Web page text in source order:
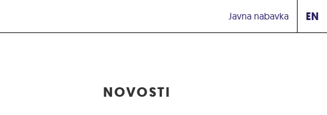
EN
Javna nabavka
NOVOSTI